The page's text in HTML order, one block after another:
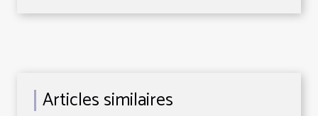
Articles similaires